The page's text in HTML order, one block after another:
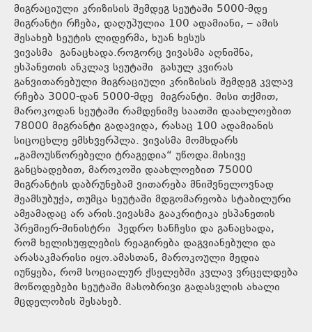
მიგრაციული კრიზისის შემდეგ სეუტაში 5000-მდე
მიგრანტი რჩება, დაღუპულია 100 ადამიანი, – ამის
შესახებ სეუტის ლიდერმა, ხუან ხესუს
ვივასმა განაცხადა.როგორც ვივასმა აღნიშნა,
ესპანეთის ანკლავ სეუტაში გასულ კვირას
განვითარებული მიგრაციული კრიზისის შემდეგ კვლავ
რჩება 3000-დან 5000-მდე მიგრანტი. მისი თქმით,
მაროკოდან სეუტაში რამდენიმე საათში დაახლოებით
78000 მიგრანტი გადავიდა, რასაც 100 ადამიანის
სიცოცხლე ემსხვერპლა. ვივასმა მომხდარს
„გამოუსწორებელი ტრაგედია“ უწოდა.მისივე
განცხადებით, მაროკოში დაახლოებით 75000
მიგრანტის დაბრუნებამ ვითარება მნიშვნელოვნად
შეამსუბუქა, თუმცა სეუტაში მდგომარეობა სტაბილური
ამჟამადაც არ არის.ვივასმა გააკრიტიკა ესპანეთის
პრემიერ-მინისტრი პედრო სანჩესი და განაცხადა,
რომ ხელისუფლების რეაგირება დაგვიანებული და
არასაკმარისი იყო.ამასთან, მაროკოული მედია
იუწყება, რომ სოციალურ ქსელებში კვლავ ვრცელდება
მოწოდებები სეუტაში მასობრივი გადასვლის ახალი
მცდელობის შესახებ.